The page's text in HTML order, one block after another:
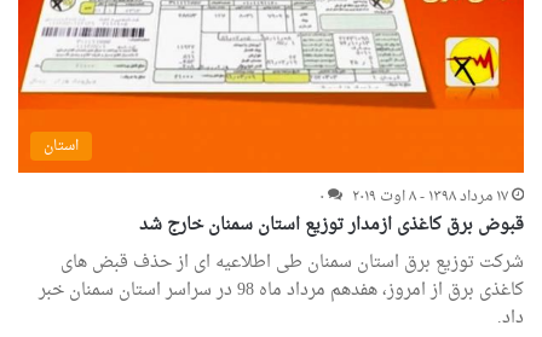
استان
۱۷ مرداد ۱۳۹۸ - ۸ اوت ۲۰۱۹
۰
قبوض برق کاغذی ازمدار توزیع استان سمنان خارج شد
شرکت توزیع برق استان سمنان طی اطلاعیه ای از حذف قبض های
کاغذی برق از امروز، هفدهم مرداد ماه 98 در سراسر استان سمنان خبر
داد.